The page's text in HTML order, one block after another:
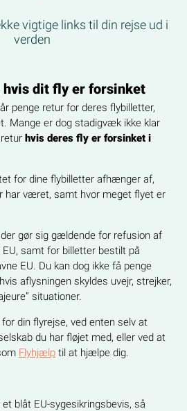
vigtige links til din rejse ud i
verden
hvis dit fly er forsinket
penge retur for deres flybilletter,
Mange er dog stadigvæk ikke klar
hvis deres fly er forsinket i
for dine flybilletter afhænger af,
har været, samt hvor meget flyet er
gør sig gældende for refusion af
samt for billetter bestilt på
EU. Du kan dog ikke få penge
aflysningen skyldes uvejr, strejker,
situationer.
din flyrejse, ved enten selv at
du har fløjet med, eller ved at
Flyhjælp til at hjælpe dig.
blåt EU-sygesikringsbevis, så